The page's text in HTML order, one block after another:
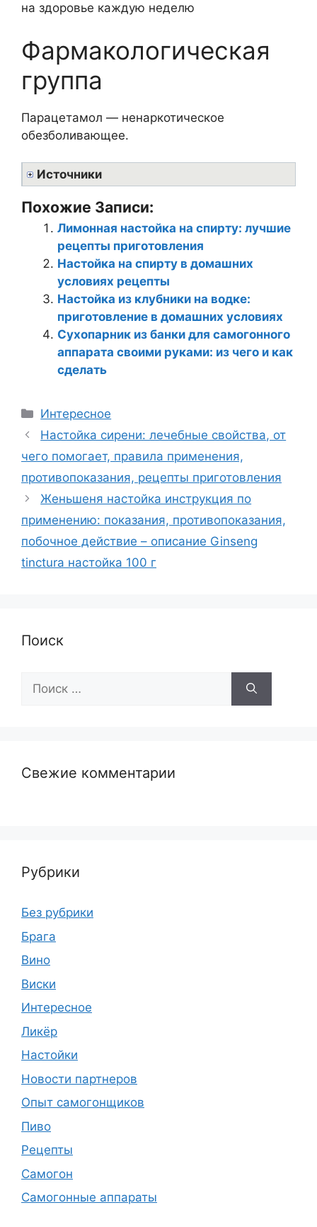
на здоровье каждую неделю
Фармакологическая
группа
Парацетамол — ненаркотическое
обезболивающее.
Источники
Похожие Записи:
Лимонная настойка на спирту: лучшие
рецепты приготовления
Настойка на спирту в домашних
условиях рецепты
Настойка из клубники на водке:
приготовление в домашних условиях
Сухопарник из банки для самогонного
аппарата своими руками: из чего и как
сделать
Рубрики
Интересное
Настойка сирени: лечебные свойства, от
чего помогает, правила применения,
противопоказания, рецепты приготовления
Женьшеня настойка инструкция по
применению: показания, противопоказания,
побочное действие – описание Ginseng
tinctura настойка 100 г
Поиск
Поиск:
Свежие комментарии
Рубрики
Без рубрики
Брага
Вино
Виски
Интересное
Ликёр
Настойки
Новости партнеров
Опыт самогонщиков
Пиво
Рецепты
Самогон
Самогонные аппараты